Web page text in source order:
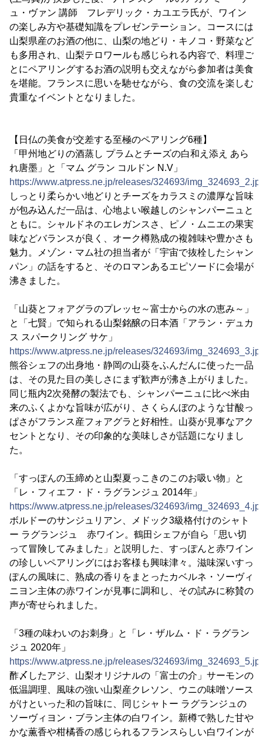
ュ・ヴァン 講師 フレデリック・カユエラ氏が、ワイン
の楽しみ方や基礎知識をプレゼンテーション。コースには
山梨県産のお酒の他に、山梨の地どり・キノコ・野菜など
も多用され、山梨テロワールも感じられる内容で、料理ご
とにペアリングするお酒の説明も交えながら参加者は美食
を堪能。フランスに思いを馳せながら、食の交流を楽しむ
貴重なイベントとなりました。
【日仏の美食が交差する至極のペアリング6種】
「甲州地どりの酒蒸し プラムとチーズの白和え添え あら
れ唐墨」と「マム グラン コルドン N.V」
https://www.atpress.ne.jp/releases/324693/
しっとり柔らかい地どりとチーズをカラスミの濃厚な旨味
が包み込んだ一品は、心地よい喉越しのシャンパーニュと
ともに。シャルドネのエレガンスさ、ピノ・ムニエの果実
味などバランスが良く、オーク樽熟成の複雑味や豊かさも
魅力。メゾン・マム社の担当者が「宇宙で抜栓したシャン
パン」の話をすると、そのロマンあるエピソードに会場が
沸きました。
「山葵とフォアグラのプレッセ～富士からの水の恵み～」
と「七賢」で知られる山梨銘醸の日本酒「アラン・デュカ
ス スパークリング サケ」
https://www.atpress.ne.jp/releases/324693/
熊谷シェフの出身地・静岡の山葵をふんだんに使った一品
は、その見た目の美しさにまず歓声が沸き上がりました。
同じ瓶内2次発酵の製法でも、シャンパーニュに比べ米由
来のふくよかな旨味が広がり、さくらんぼのような甘酸っ
ぱさがフランス産フォアグラと好相性。山葵が見事なアク
セントとなり、その印象的な美味しさが話題になりまし
た。
「すっぽんの玉締めと山梨夏っこきのこのお吸い物」と
「レ・フィエフ・ド・ラグランジュ 2014年」
https://www.atpress.ne.jp/releases/324693/
ボルドーのサンジュリアン、メドック3級格付けのシャト
ー ラグランジュ 赤ワイン。鶴田シェフが自ら「思い切
って冒険してみました」と説明した、すっぽんと赤ワイン
の珍しいペアリングにはお客様も興味津々。滋味深いすっ
ぽんの風味に、熟成の香りをまとったカベルネ・ソーヴィ
ニヨン主体の赤ワインが見事に調和し、その試みに称賛の
声が寄せられました。
「3種の味わいのお刺身」と「レ・ザルム・ド・ラグラン
ジュ 2020年」
https://www.atpress.ne.jp/releases/324693/
酢〆したアジ、山梨オリジナルの「富士の介」サーモンの
低温調理、風味の強い山梨産クレソン、ウニの味噌ソース
がけといった和の旨味に、同じシャトー ラグランジュの
ソーヴィヨン・ブラン主体の白ワイン。新樽で熟した甘や
かな薫香や柑橘香の感じられるフランスらしい白ワインが